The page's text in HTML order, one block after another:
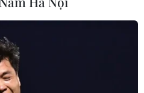
khoa học